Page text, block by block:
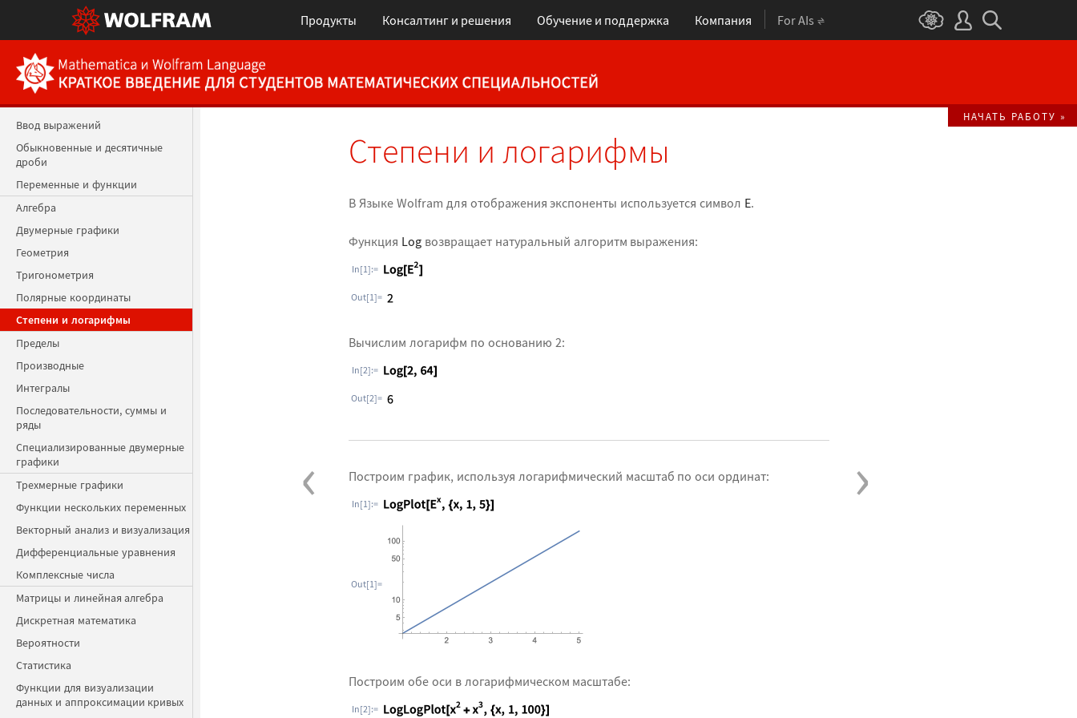
Продукты Консалтинг и решения Обучение и поддержка Компания For AIs
Главная
Ввод выражений
Обыкновенные и десятичные
дроби
Переменные и функции
Алгебра
Двумерные графики
Геометрия
Тригонометрия
Полярные координаты
Степени и логарифмы
Пределы
Производные
Интегралы
Последовательности, суммы и
ряды
Специализированные двумерные
графики
Трехмерные графики
Функции нескольких переменных
Векторный анализ и визуализация
Дифференциальные уравнения
Комплексные числа
Матрицы и линейная алгебра
Дискретная математика
Вероятности
Статистика
Функции для визуализации
данных и аппроксимации кривых
НАЧАТЬ РАБОТУ »
‹
Степени и логарифмы
В Языке Wolfram для отображения экспоненты используется символ E.
Функция Log возвращает натуральный алгоритм выражения:
In[1]:=
Out[1]=
Вычислим логарифм по основанию 2:
In[2]:=
Out[2]=
Построим график, используя логарифмический масштаб по оси ординат:
In[1]:=
Out[1]=
Построим обе оси в логарифмическом масштабе:
In[2]:=
›